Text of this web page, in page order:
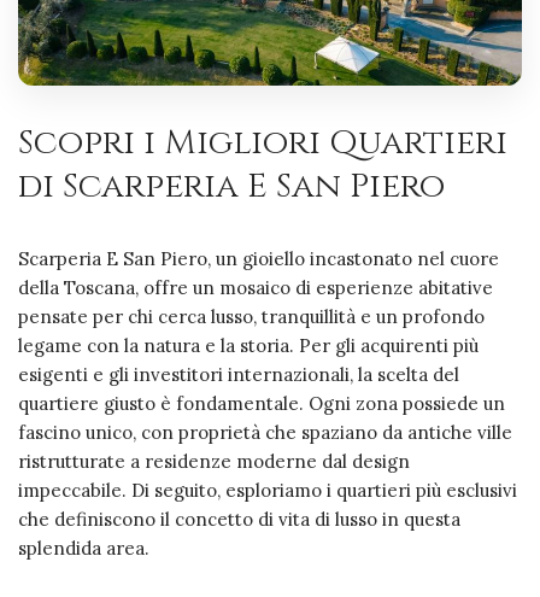
Scopri i Migliori Quartieri
di Scarperia E San Piero
Scarperia E San Piero, un gioiello incastonato nel cuore
della Toscana, offre un mosaico di esperienze abitative
pensate per chi cerca lusso, tranquillità e un profondo
legame con la natura e la storia. Per gli acquirenti più
esigenti e gli investitori internazionali, la scelta del
quartiere giusto è fondamentale. Ogni zona possiede un
fascino unico, con proprietà che spaziano da antiche ville
ristrutturate a residenze moderne dal design
impeccabile. Di seguito, esploriamo i quartieri più esclusivi
che definiscono il concetto di vita di lusso in questa
splendida area.